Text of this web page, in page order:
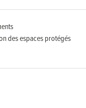
des espaces protégés